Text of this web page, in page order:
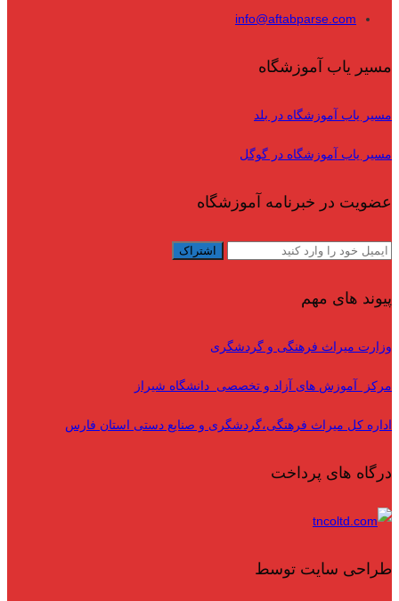
info@aftabparse.com
مسیر یاب آموزشگاه
مسیر یاب آموزشگاه در بلد
مسیر یاب آموزشگاه در گوگل
عضویت در خبرنامه آموزشگاه
پیوند های مهم
وزارت میراث فرهنگی و گردشگری
مرکز آموزش های آزاد و تخصصی دانشگاه شیراز
اداره کل میراث فرهنگی،گردشگری و صنایع دستی استان فارس
درگاه های پرداخت
طراحی سایت توسط